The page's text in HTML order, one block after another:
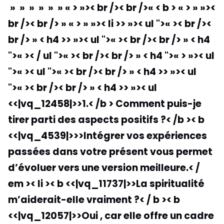
» » » » » » « > »>< br />< br />« < b > « > » »><
br />< br /> » « > » »>< li >> »>< ul ">« >< br /><
br /> » < h4 >> »>< ul ">« >< br />< br /> » < h4
">« >< / ul ">« >< br />< br /> » < h4 ">« > »>< ul
">« >< ul ">« >< br />< br /> » < h4 >> »>< ul
">« >< br />< br /> » < h4 >> »>< ul
<<|vq_12458|>>1.< /b > Comment puis-je
tirer parti des aspects positifs ?< /b >< b
<<|vq_4539|>>>Intégrer vos expériences
passées dans votre présent vous permet
d’évoluer vers une version meilleure.< /
em >< li >< b <<|vq_11737|>>La spiritualité
m’aiderait-elle vraiment ?< / b >< b
<<|vq_12057|>>Oui , car elle offre un cadre